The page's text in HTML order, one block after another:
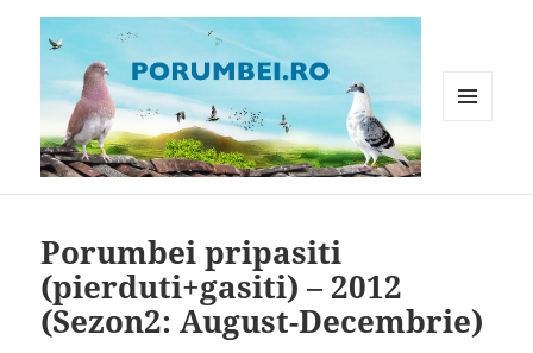
Porumbei pripasiti
(pierduti+gasiti) – 2012
(Sezon2: August-Decembrie)